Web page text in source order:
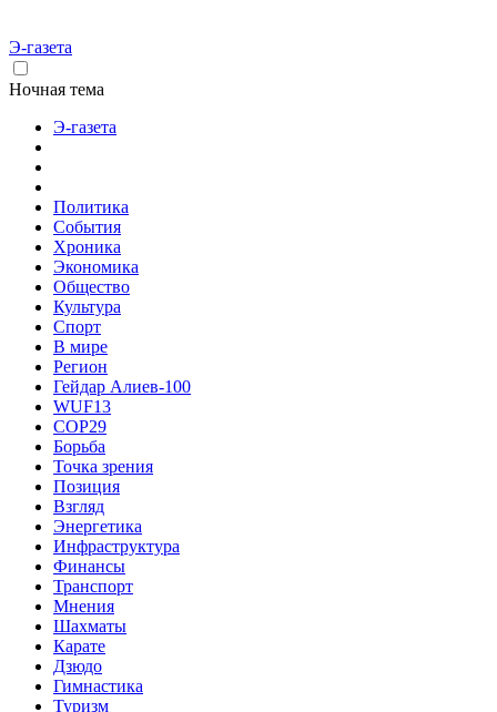
Э-газета
Ночная тема
Э-газета
Политика
События
Хроника
Экономика
Общество
Культура
Спорт
В мире
Регион
Гейдар Алиев-100
WUF13
COP29
Борьба
Точка зрения
Позиция
Взгляд
Энергетика
Инфраструктура
Финансы
Транспорт
Мнения
Шахматы
Карате
Дзюдо
Гимнастика
Туризм